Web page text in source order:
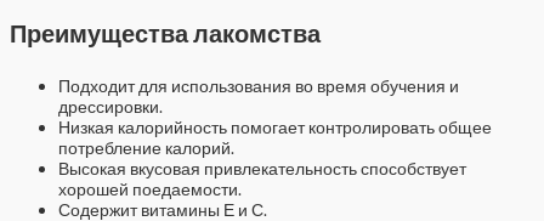
Преимущества лакомства
Подходит для использования во время обучения и
дрессировки.
Низкая калорийность помогает контролировать общее
потребление калорий.
Высокая вкусовая привлекательность способствует
хорошей поедаемости.
Содержит витамины Е и С.